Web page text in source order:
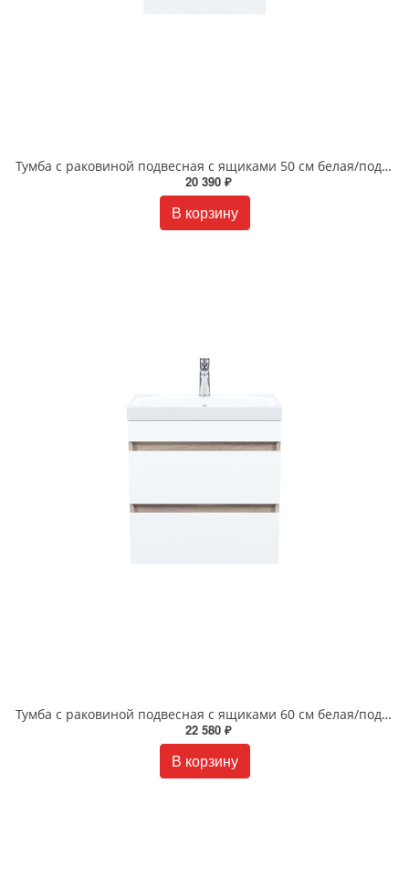
Тумба с раковиной подвесная с ящиками 50 см белая/под дерево Zodiac IDDIS ZOD5AB0i95K
20 390 ₽
В корзину
Тумба с раковиной подвесная с ящиками 60 см белая/под дерево Zodiac IDDIS ZOD6AB0i95K
22 580 ₽
В корзину